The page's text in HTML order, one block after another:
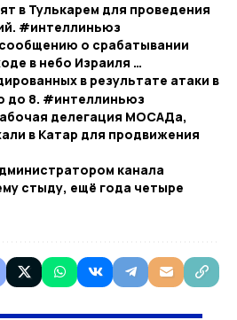
в Тулькарем для проведения
#интеллиньюз
о срабатывании
в небо Израиля …​
в результате атаки в
до 8. #интеллиньюз
делегация МОСАДа,
в Катар для продвижения
канала
стыду, ещё года четыре